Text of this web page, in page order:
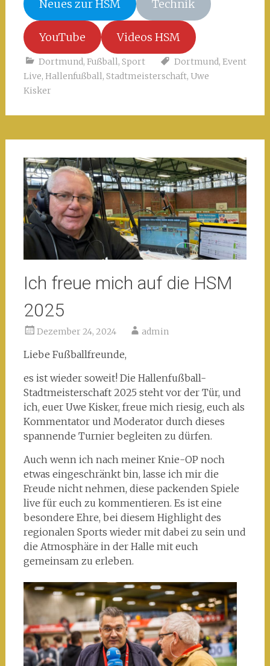
Neues zur HSM Technik
YouTube Videos HSM
Dortmund, Fußball, Sport Dortmund, Event
Live, Hallenfußball, Stadtmeisterschaft, Uwe
Kisker
Ich freue mich auf die HSM
2025
Dezember 24, 2024 admin
Liebe Fußballfreunde,
es ist wieder soweit! Die Hallenfußball-
Stadtmeisterschaft 2025 steht vor der Tür, und
ich, euer Uwe Kisker, freue mich riesig, euch als
Kommentator und Moderator durch dieses
spannende Turnier begleiten zu dürfen.
Auch wenn ich nach meiner Knie-OP noch
etwas eingeschränkt bin, lasse ich mir die
Freude nicht nehmen, diese packenden Spiele
live für euch zu kommentieren. Es ist eine
besondere Ehre, bei diesem Highlight des
regionalen Sports wieder mit dabei zu sein und
die Atmosphäre in der Halle mit euch
gemeinsam zu erleben.